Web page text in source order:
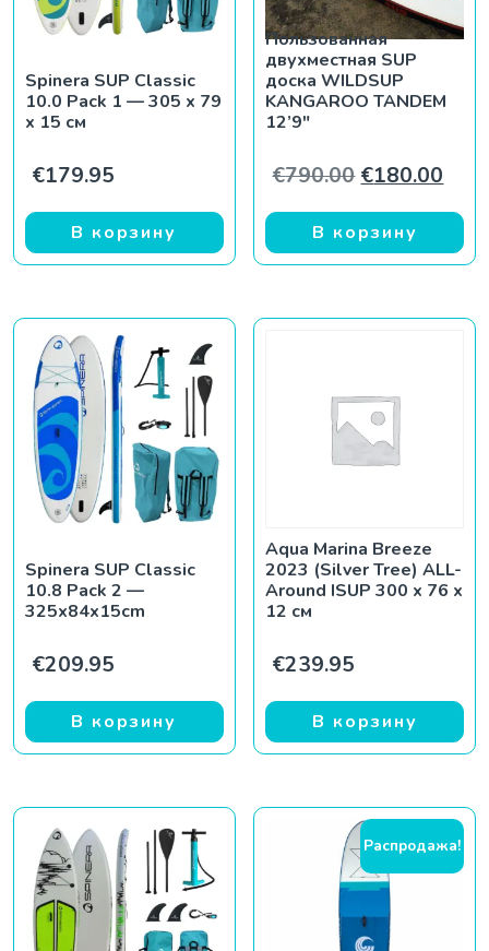
Spinera SUP Classic
10.0 Pack 1 — 305 x 79
x 15 см
€179.95
В корзину
Пользованная
двухместная SUP
доска WILDSUP
KANGAROO TANDEM
12’9″
€790.00€180.00
В корзину
Spinera SUP Classic
10.8 Pack 2 —
325x84x15cm
€209.95
В корзину
Aqua Marina Breeze
2023 (Silver Tree) ALL-
Around ISUP 300 x 76 x
12 см
€239.95
В корзину
Распродажа!